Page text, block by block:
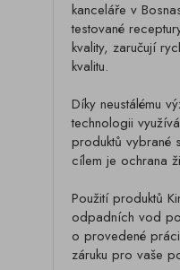
kanceláře v
testované
kvality, zaručují
kvalitu.
Díky neustálému
technologii
produktů vybrané
cílem je ochrana
Použití produktů
odpadních vod
o provedené
záruku pro vaše